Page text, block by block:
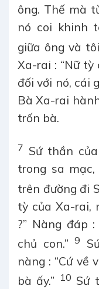
ông. Thế mà
nó coi khinh
giữa ông và
Xa-rai : “Nữ
đối với nó, cái
Bà Xa-rai
trốn bà.
7 Sứ thần
trong sa
trên đường đi
tỳ của Xa-rai,
?” Nàng đáp
chủ con.” 9
nàng : “Cứ về
bà ấy.” 10 Sứ